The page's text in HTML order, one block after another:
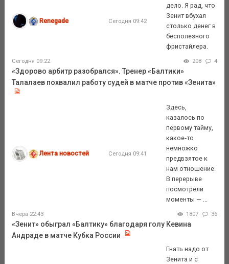
Renegade Сегодня 09:42
дело. Я рад, что
Зенит вбухал
столько денег в
бесполезного
фристайлера.
Сегодня 09:22 208 4
«Здорово арбитр разобрался». Тренер «Балтики»
Талалаев похвалил работу судей в матче против «Зенита»
Лента новостей Сегодня 09:41
Здесь,
казалось по
первому тайму,
какое‑то
немножко
предвзятое к
нам отношение.
В перерыве
посмотрели
моменты — ...
Вчера 22:43 1807 36
«Зенит» обыграл «Балтику» благодаря голу Кевина
Андраде в матче Кубка России
Гнать надо от
Зенита и с